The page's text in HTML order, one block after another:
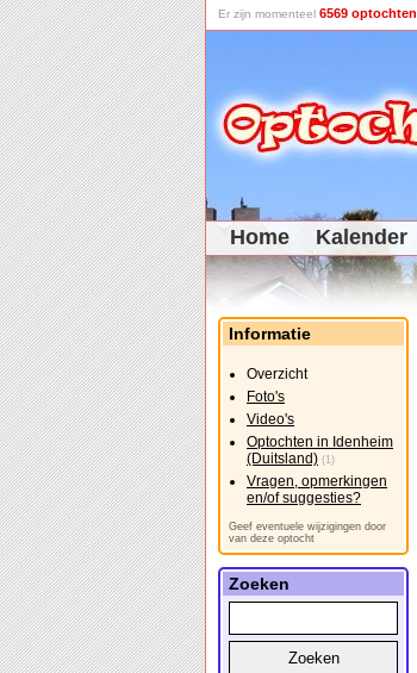
Er zijn momenteel 6569 optochten
Home Kalender
Informatie
Overzicht
Foto's
Video's
Optochten in Idenheim
(Duitsland) (1)
Vragen, opmerkingen
en/of suggesties?
Geef eventuele wijzigingen door
van deze optocht
Zoeken